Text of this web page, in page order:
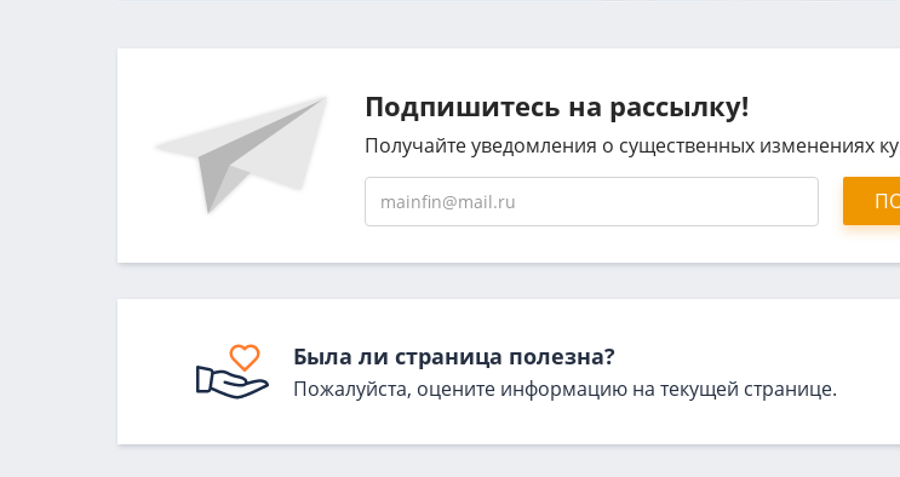
Подпишитесь на рассылку!
Получайте уведомления о существенных изменениях
Была ли страница полезна?
Пожалуйста, оцените информацию на текущей странице.